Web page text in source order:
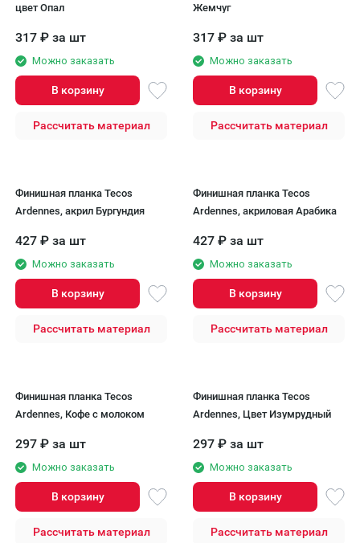
цвет Опал
317 ₽ за шт
Можно заказать
В корзину
Рассчитать материал
Жемчуг
317 ₽ за шт
Можно заказать
В корзину
Рассчитать материал
Финишная планка Tecos
Ardennes, акрил Бургундия
427 ₽ за шт
Можно заказать
В корзину
Рассчитать материал
Финишная планка Tecos
Ardennes, акриловая Арабика
427 ₽ за шт
Можно заказать
В корзину
Рассчитать материал
Финишная планка Tecos
Ardennes, Кофе с молоком
297 ₽ за шт
Можно заказать
В корзину
Рассчитать материал
Финишная планка Tecos
Ardennes, Цвет Изумрудный
297 ₽ за шт
Можно заказать
В корзину
Рассчитать материал